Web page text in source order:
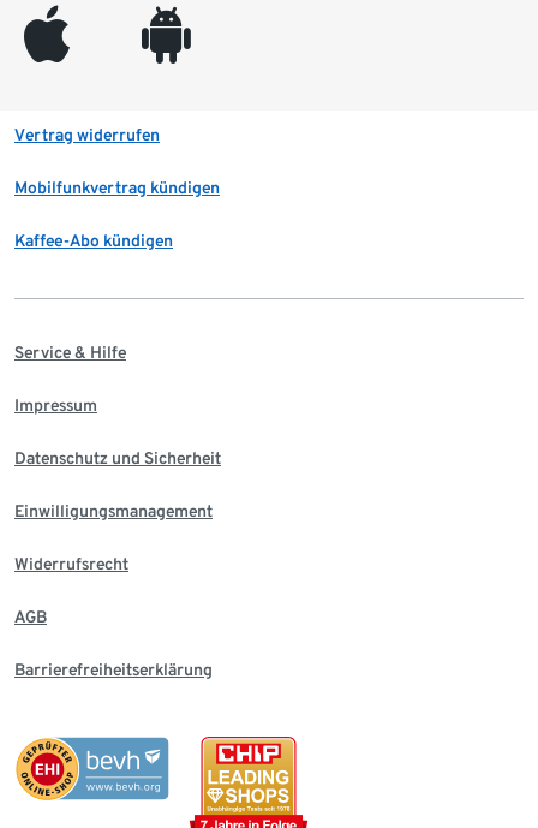
appleinc android
Vertrag widerrufen
Mobilfunkvertrag kündigen
Kaffee-Abo kündigen
Service & Hilfe
Impressum
Datenschutz und Sicherheit
Einwilligungsmanagement
Widerrufsrecht
AGB
Barrierefreiheitserklärung